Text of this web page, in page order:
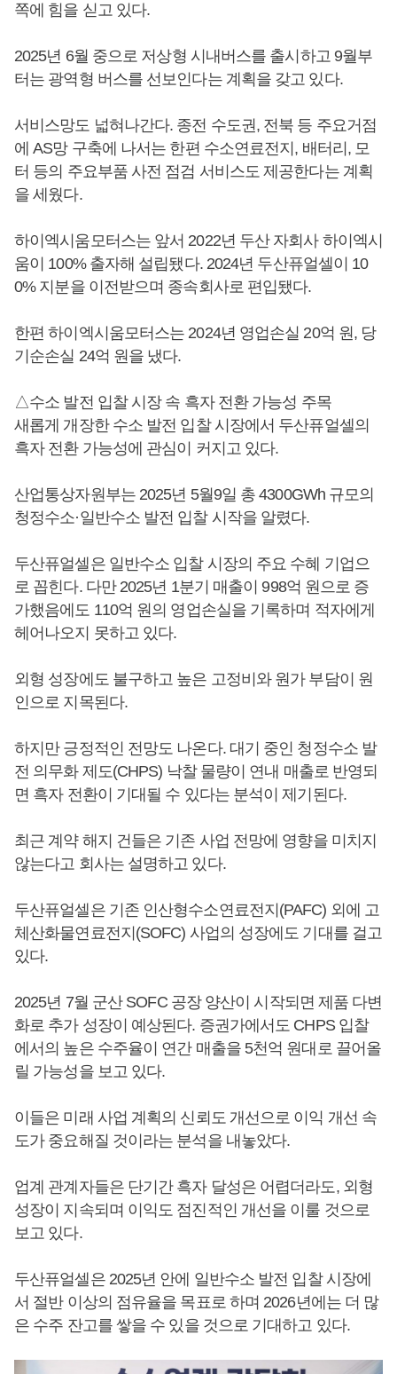
쪽에 힘을 싣고 있다.
2025년 6월 중으로 저상형 시내버스를 출시하고 9월부
터는 광역형 버스를 선보인다는 계획을 갖고 있다.
서비스망도 넓혀나간다. 종전 수도권, 전북 등 주요거점
에 AS망 구축에 나서는 한편 수소연료전지, 배터리, 모
터 등의 주요부품 사전 점검 서비스도 제공한다는 계획
을 세웠다.
하이엑시움모터스는 앞서 2022년 두산 자회사 하이엑시
움이 100% 출자해 설립됐다. 2024년 두산퓨얼셀이 10
0% 지분을 이전받으며 종속회사로 편입됐다.
한편 하이엑시움모터스는 2024년 영업손실 20억 원, 당
기순손실 24억 원을 냈다.
△수소 발전 입찰 시장 속 흑자 전환 가능성 주목
새롭게 개장한 수소 발전 입찰 시장에서 두산퓨얼셀의
흑자 전환 가능성에 관심이 커지고 있다.
산업통상자원부는 2025년 5월9일 총 4300GWh 규모의
청정수소·일반수소 발전 입찰 시작을 알렸다.
두산퓨얼셀은 일반수소 입찰 시장의 주요 수혜 기업으
로 꼽힌다. 다만 2025년 1분기 매출이 998억 원으로 증
가했음에도 110억 원의 영업손실을 기록하며 적자에게
헤어나오지 못하고 있다.
외형 성장에도 불구하고 높은 고정비와 원가 부담이 원
인으로 지목된다.
하지만 긍정적인 전망도 나온다. 대기 중인 청정수소 발
전 의무화 제도(CHPS) 낙찰 물량이 연내 매출로 반영되
면 흑자 전환이 기대될 수 있다는 분석이 제기된다.
최근 계약 해지 건들은 기존 사업 전망에 영향을 미치지
않는다고 회사는 설명하고 있다.
두산퓨얼셀은 기존 인산형수소연료전지(PAFC) 외에 고
체산화물연료전지(SOFC) 사업의 성장에도 기대를 걸고
있다.
2025년 7월 군산 SOFC 공장 양산이 시작되면 제품 다변
화로 추가 성장이 예상된다. 증권가에서도 CHPS 입찰
에서의 높은 수주율이 연간 매출을 5천억 원대로 끌어올
릴 가능성을 보고 있다.
이들은 미래 사업 계획의 신뢰도 개선으로 이익 개선 속
도가 중요해질 것이라는 분석을 내놓았다.
업계 관계자들은 단기간 흑자 달성은 어렵더라도, 외형
성장이 지속되며 이익도 점진적인 개선을 이룰 것으로
보고 있다.
두산퓨얼셀은 2025년 안에 일반수소 발전 입찰 시장에
서 절반 이상의 점유율을 목표로 하며 2026년에는 더 많
은 수주 잔고를 쌓을 수 있을 것으로 기대하고 있다.